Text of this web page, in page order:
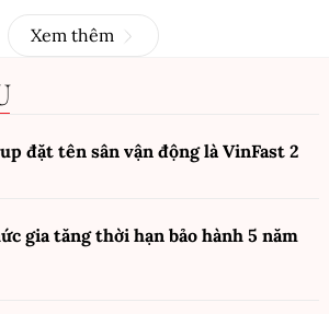
Xem thêm
đặt tên sân vận động là VinFast 2
gia tăng thời hạn bảo hành 5 năm